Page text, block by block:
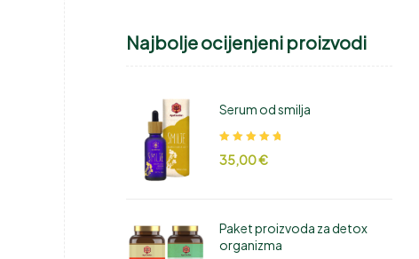
Najbolje ocijenjeni proizvodi
Serum od smilja
5.00od 5
35,00€
Paket proizvoda za detox
organizma